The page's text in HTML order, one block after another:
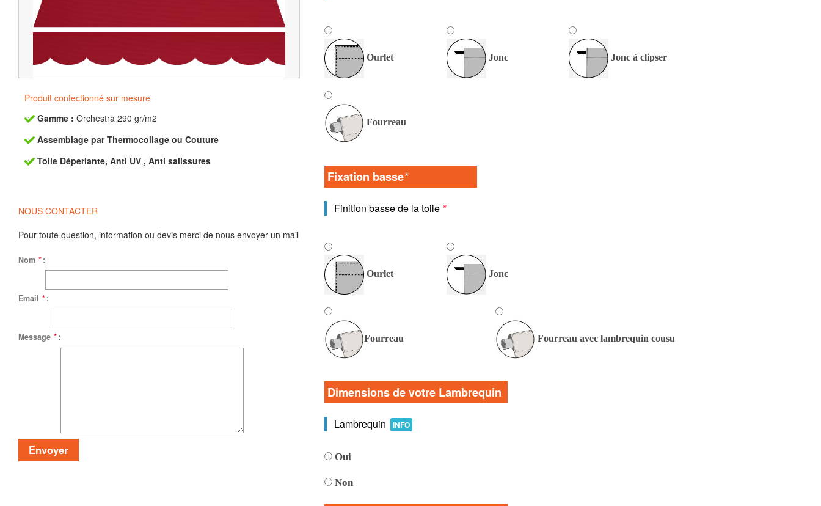
Produit confectionné sur mesure
Gamme : Orchestra 290 gr/m2
Assemblage par Thermocollage ou Couture
Toile Déperlante, Anti UV , Anti salissures
NOUS CONTACTER
Pour toute question, information ou devis merci de nous envoyer un mail
Nom * :
Email * :
Message * :
Ourlet Jonc Jonc à clipser
Fourreau
Fixation basse*
Finition basse de la toile *
Ourlet Jonc
Fourreau Fourreau avec lambrequin cousu
Dimensions de votre Lambrequin
Lambrequin INFO
Oui
Non